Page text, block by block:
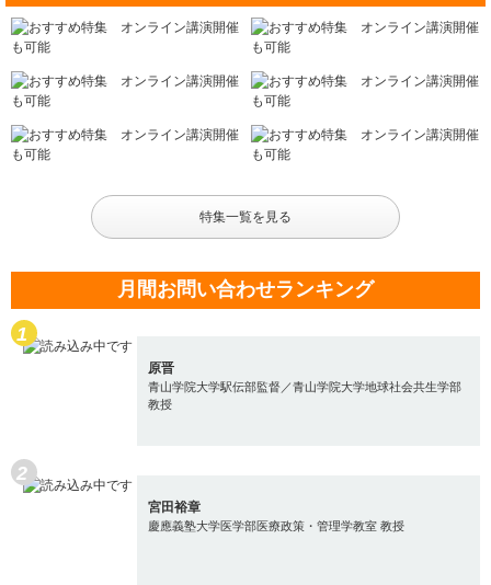
特集一覧を見る
月間お問い合わせランキング
原晋
青山学院大学駅伝部監督／青山学院大学地球社会共生学部
教授
宮田裕章
慶應義塾大学医学部医療政策・管理学教室 教授